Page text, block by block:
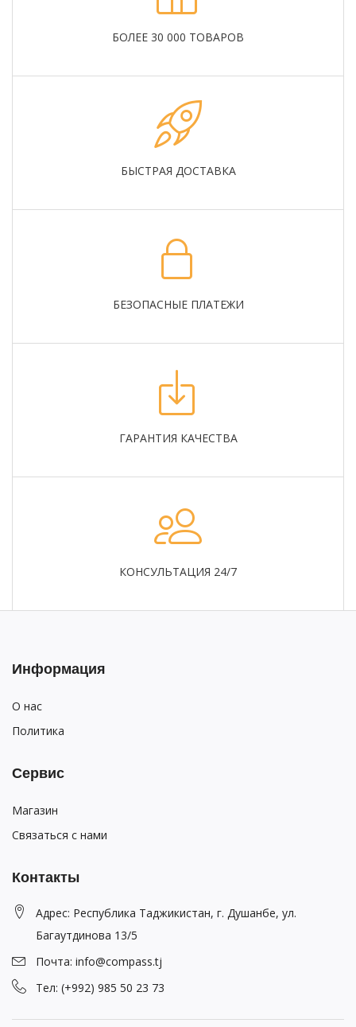
БОЛЕЕ 30 000 ТОВАРОВ
БЫСТРАЯ ДОСТАВКА
БЕЗОПАСНЫЕ ПЛАТЕЖИ
ГАРАНТИЯ КАЧЕСТВА
КОНСУЛЬТАЦИЯ 24/7
Информация
О нас
Политика
Сервис
Магазин
Связаться с нами
Контакты
Адрес: Республика Таджикистан, г. Душанбе, ул.
Багаутдинова 13/5
Почта: info@compass.tj
Тел: (+992) 985 50 23 73